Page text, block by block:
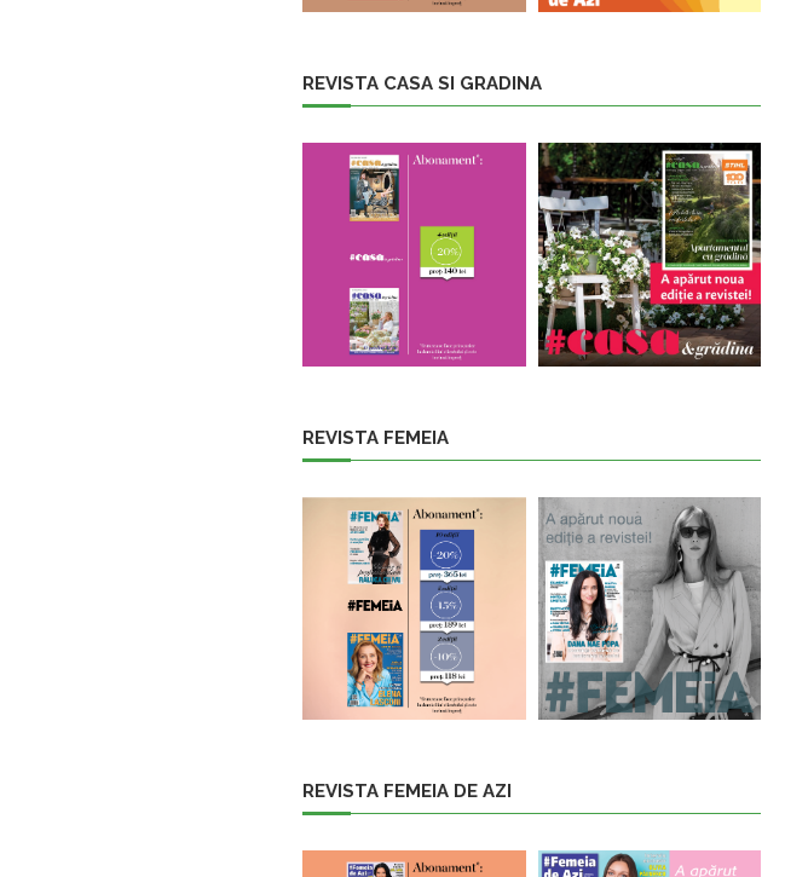
REVISTA CASA SI GRADINA
REVISTA FEMEIA
REVISTA FEMEIA DE AZI